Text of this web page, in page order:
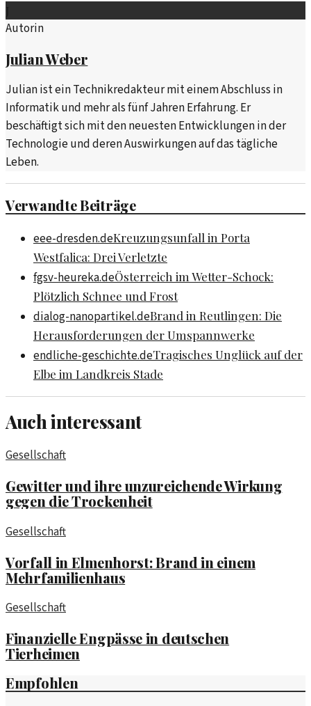
Autorin
Julian Weber
Julian ist ein Technikredakteur mit einem Abschluss in
Informatik und mehr als fünf Jahren Erfahrung. Er
beschäftigt sich mit den neuesten Entwicklungen in der
Technologie und deren Auswirkungen auf das tägliche
Leben.
Verwandte Beiträge
eee-dresden.deKreuzungsunfall in Porta
Westfalica: Drei Verletzte
fgsv-heureka.deÖsterreich im Wetter-Schock:
Plötzlich Schnee und Frost
dialog-nanopartikel.deBrand in Reutlingen: Die
Herausforderungen der Umspannwerke
endliche-geschichte.deTragisches Unglück auf der
Elbe im Landkreis Stade
Auch interessant
Gesellschaft
Gewitter und ihre unzureichende Wirkung
gegen die Trockenheit
Gesellschaft
Vorfall in Elmenhorst: Brand in einem
Mehrfamilienhaus
Gesellschaft
Finanzielle Engpässe in deutschen
Tierheimen
Empfohlen